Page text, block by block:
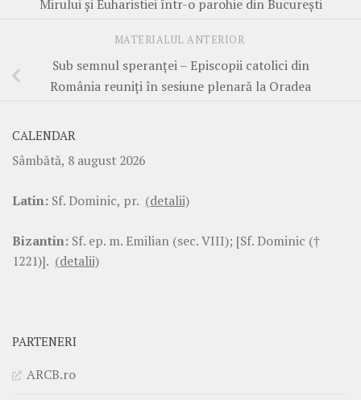
Mirului și Euharistiei într-o parohie din București
MATERIALUL ANTERIOR
Sub semnul speranței – Episcopii catolici din
România reuniți în sesiune plenară la Oradea
CALENDAR
Sâmbătă, 8 august 2026
Latin: Sf. Dominic, pr. (detalii)
Bizantin: Sf. ep. m. Emilian (sec. VIII); [Sf. Dominic (†
1221)]. (detalii)
PARTENERI
ARCB.ro